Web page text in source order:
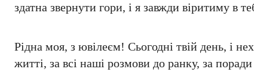
здатна звернути гори, і я завжди віритиму в
Рідна моя, з ювілеєм! Сьогодні твій день, і
житті, за всі наші розмови до ранку, за